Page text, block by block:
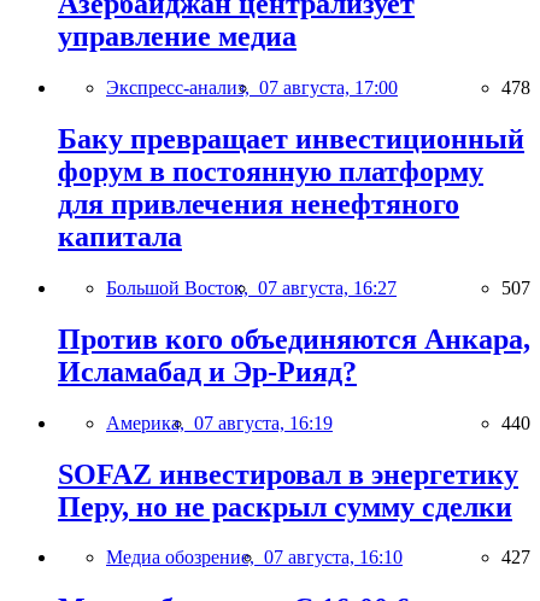
управление медиа
Экспресс-анализ, 07 августа, 17:00 478
Баку превращает инвестиционный
форум в постоянную платформу
для привлечения ненефтяного
капитала
Большой Восток, 07 августа, 16:27 507
Против кого объединяются Анкара,
Исламабад и Эр-Рияд?
Америка, 07 августа, 16:19 440
SOFAZ инвестировал в энергетику
Перу, но не раскрыл сумму сделки
Медиа обозрение, 07 августа, 16:10 427